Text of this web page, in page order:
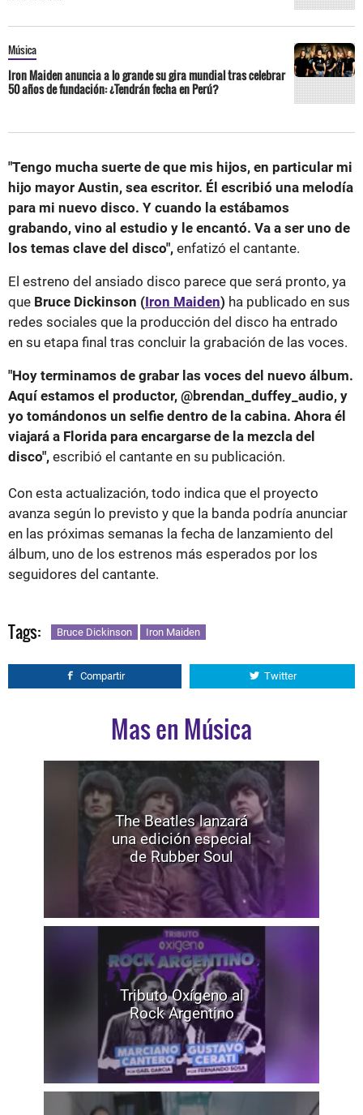
Música
Iron Maiden anuncia a lo grande su gira mundial tras celebrar
50 años de fundación: ¿Tendrán fecha en Perú?
"Tengo mucha suerte de que mis hijos, en particular mi
hijo mayor Austin, sea escritor. Él escribió una melodía
para mi nuevo disco. Y cuando la estábamos
grabando, vino al estudio y le encantó. Va a ser uno de
los temas clave del disco", enfatizó el cantante.
El estreno del ansiado disco parece que será pronto, ya
que Bruce Dickinson (Iron Maiden) ha publicado en sus
redes sociales que la producción del disco ha entrado
en su etapa final tras concluir la grabación de las voces.
"Hoy terminamos de grabar las voces del nuevo álbum.
Aquí estamos el productor, @brendan_duffey_audio, y
yo tomándonos un selfie dentro de la cabina. Ahora él
viajará a Florida para encargarse de la mezcla del
disco", escribió el cantante en su publicación.
Con esta actualización, todo indica que el proyecto
avanza según lo previsto y que la banda podría anunciar
en las próximas semanas la fecha de lanzamiento del
álbum, uno de los estrenos más esperados por los
seguidores del cantante.
Tags: Bruce Dickinson Iron Maiden
Compartir Twitter
Mas en Música
The Beatles lanzará
una edición especial
de Rubber Soul
Tributo Oxígeno al
Rock Argentino